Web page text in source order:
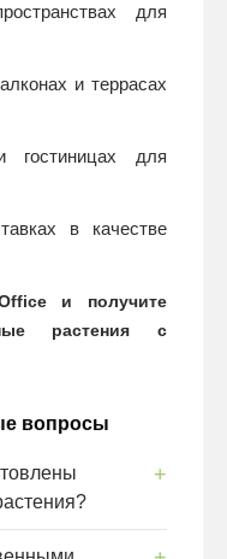
для
и террасах
для
в качестве
и получите
растения с
вопросы